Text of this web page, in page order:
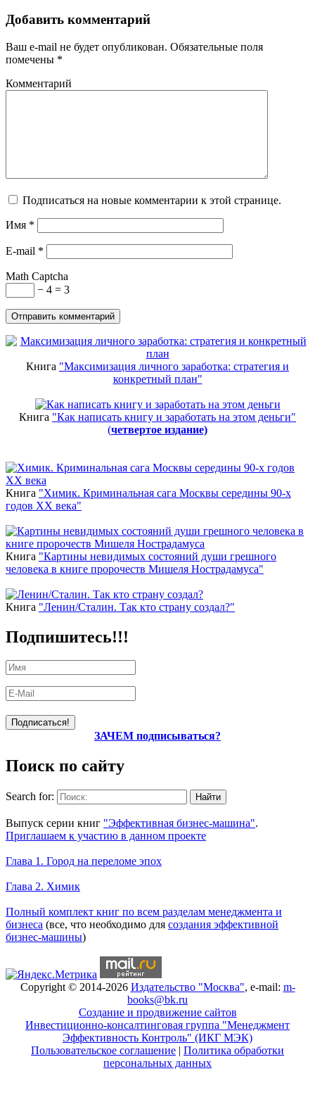
Добавить комментарий
Ваш e-mail не будет опубликован. Обязательные поля
помечены *
Комментарий
Подписаться на новые комментарии к этой странице.
Имя *
E-mail *
Math Captcha
− 4 = 3
Книга "Максимизация личного заработка: стратегия и
конкретный план"
Книга "Как написать книгу и заработать на этом деньги"
(четвертое издание)
Книга "Химик. Криминальная сага Москвы середины 90-х
годов ХХ века"
Книга "Картины невидимых состояний души грешного
человека в книге пророчеств Мишеля Нострадамуса"
Книга "Ленин/Сталин. Так кто страну создал?"
Подпишитесь!!!
ЗАЧЕМ подписываться?
Поиск по сайту
Search for:
Выпуск серии книг "Эффективная бизнес-машина".
Приглашаем к участию в данном проекте
Глава 1. Город на переломе эпох
Глава 2. Химик
Полный комплект книг по всем разделам менеджмента и
бизнеса (все, что необходимо для создания эффективной
бизнес-машины)
Copyright © 2014-2026 Издательство "Москва", e-mail: m-
books@bk.ru
Создание и продвижение сайтов
Инвестиционно-консалтинговая группа "Менеджмент
Эффективность Контроль" (ИКГ МЭК)
Пользовательское соглашение | Политика обработки
персональных данных